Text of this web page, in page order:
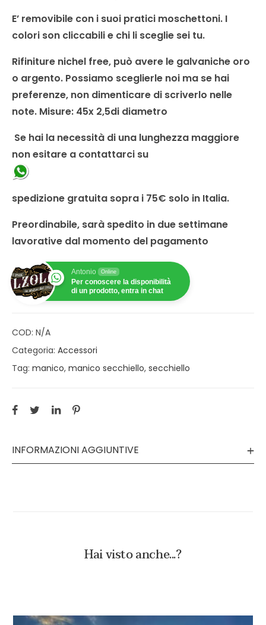
E’ removibile con i suoi pratici moschettoni. I
colori son cliccabili e chi li sceglie sei tu.
Rifiniture nichel free, può avere le galvaniche oro
o argento. Possiamo sceglierle noi ma se hai
preferenze, non dimenticare di scriverlo nelle
note. Misure: 45x 2,5di diametro
Se hai la necessità di una lunghezza maggiore
non esitare a contattarci su
spedizione gratuita sopra i 75€ solo in Italia.
Preordinabile, sarà spedito in due settimane
lavorative dal momento del pagamento
Antonio Online
Per conoscere la disponibilità
di un prodotto, entra in chat
COD: N/A
Categoria: Accessori
Tag: manico, manico secchiello, secchiello
INFORMAZIONI AGGIUNTIVE
Hai visto anche...?